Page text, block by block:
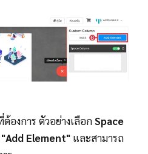
องการ ตัวอย่างเลือกSpace
"Add Element" และสามารถ